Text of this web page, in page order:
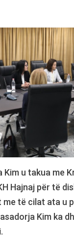
u takua me
Hajnaj për të
me të cilat ata u
Kim ka